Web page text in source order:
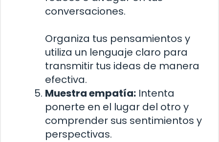
conversaciones.
Organiza tus pensamientos y
utiliza un lenguaje claro para
transmitir tus ideas de manera
efectiva.
Muestra empatía: Intenta
ponerte en el lugar del otro y
comprender sus sentimientos y
perspectivas.